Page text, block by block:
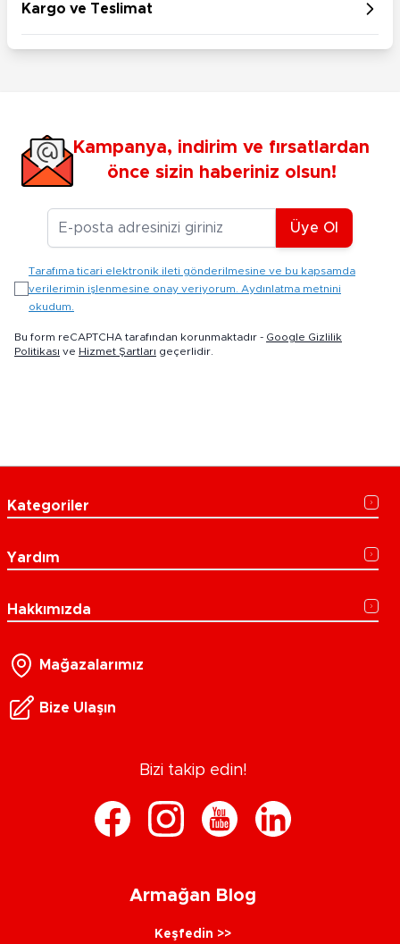
Kargo ve Teslimat
Kampanya, indirim ve fırsatlardan
önce sizin haberiniz olsun!
E-posta Adresiniz
Üye Ol
Tarafıma ticari elektronik ileti gönderilmesine ve bu kapsamda
verilerimin işlenmesine onay veriyorum. Aydınlatma metnini
okudum.
Bu form reCAPTCHA tarafından korunmaktadır - Google Gizlilik
Politikası ve Hizmet Şartları geçerlidir.
Kategoriler
Yardım
Hakkımızda
Mağazalarımız
Bize Ulaşın
Bizi takip edin!
Armağan Blog
Keşfedin >>